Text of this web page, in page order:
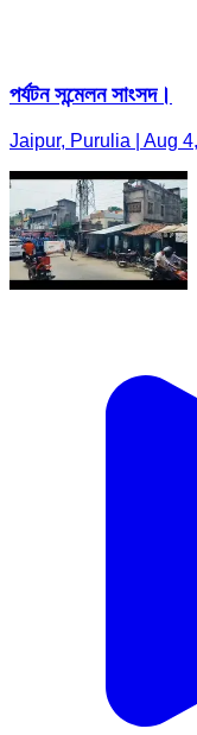
পর্যটন সন্মেলন সাংসদ।
Jaipur, Purulia | Aug